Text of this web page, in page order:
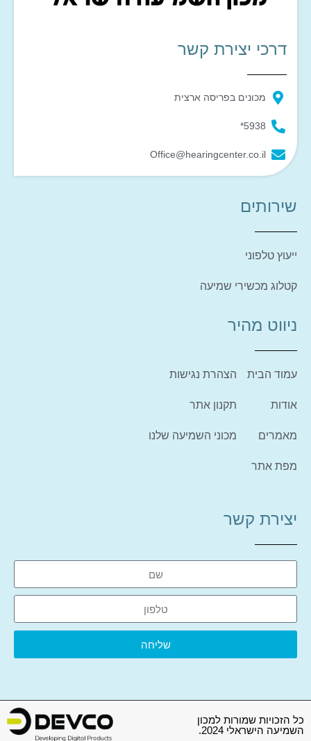
דרכי יצירת קשר
מכונים בפריסה ארצית
5938*
Office@hearingcenter.co.il
שירותים
ייעוץ טלפוני
קטלוג מכשירי שמיעה
ניווט מהיר
עמוד הבית
אודות
מאמרים
מפת אתר
הצהרת נגישות
תקנון אתר
מכוני השמיעה שלנו
יצירת קשר
שליחה
כל הזכויות שמורות למכון
השמיעה הישראלי 2024.